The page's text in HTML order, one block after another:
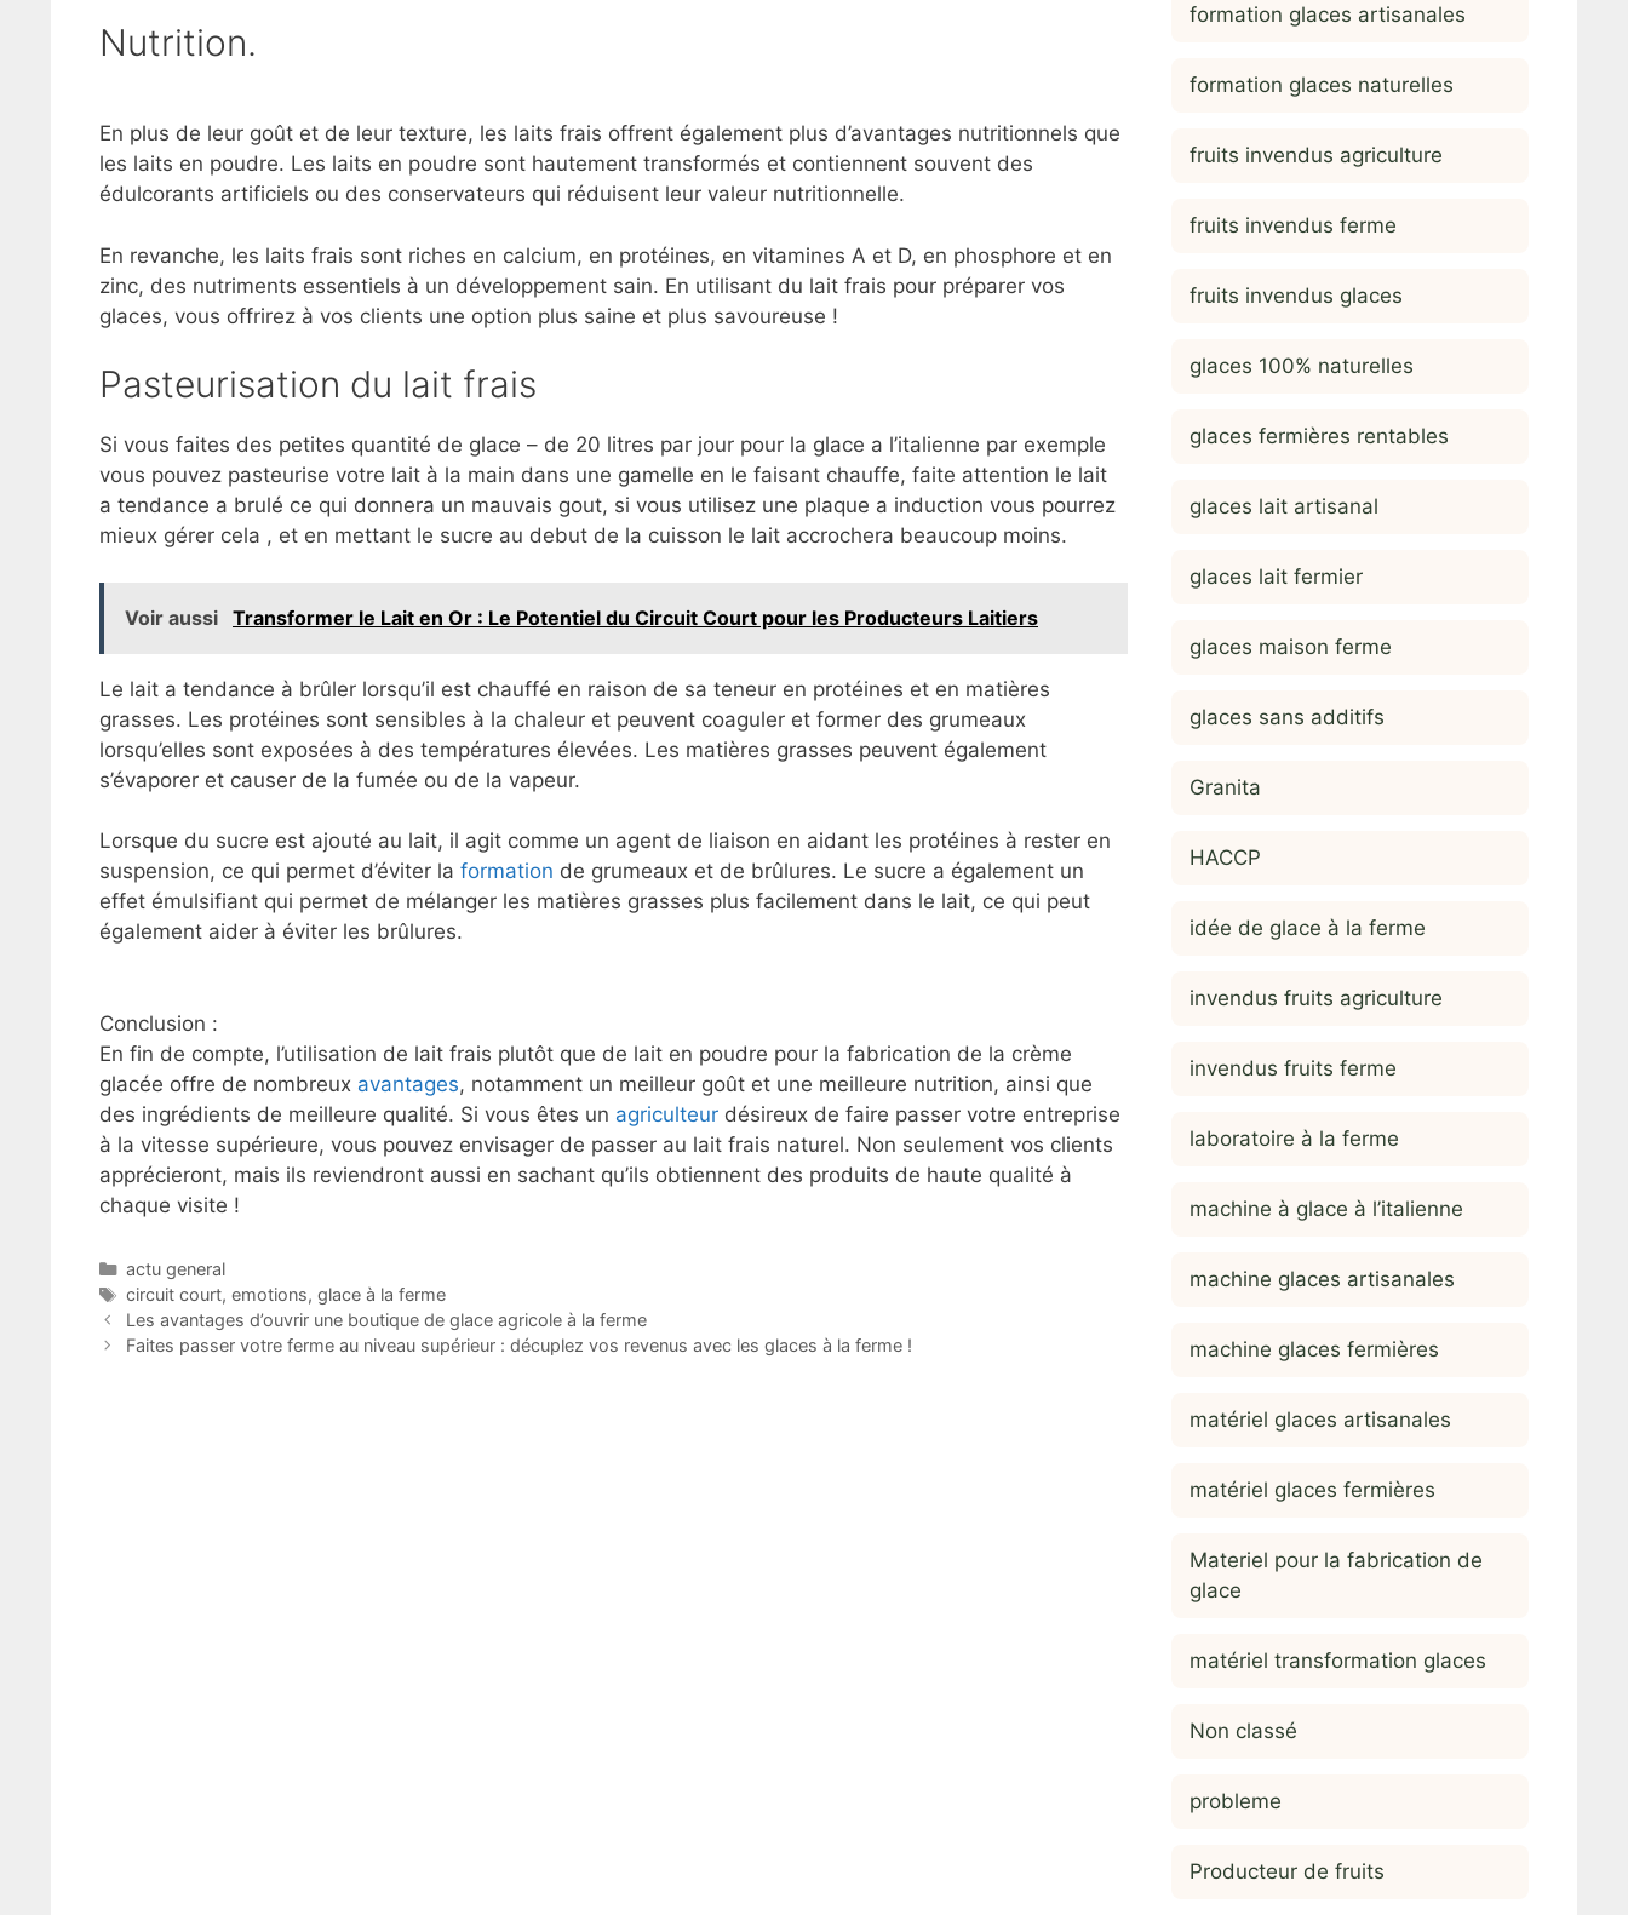
Nutrition.
En plus de leur goût et de leur texture, les laits frais offrent également plus d’avantages nutritionnels que
les laits en poudre. Les laits en poudre sont hautement transformés et contiennent souvent des
édulcorants artificiels ou des conservateurs qui réduisent leur valeur nutritionnelle.
En revanche, les laits frais sont riches en calcium, en protéines, en vitamines A et D, en phosphore et en
zinc, des nutriments essentiels à un développement sain. En utilisant du lait frais pour préparer vos
glaces, vous offrirez à vos clients une option plus saine et plus savoureuse !
Pasteurisation du lait frais
Si vous faites des petites quantité de glace – de 20 litres par jour pour la glace a l’italienne par exemple
vous pouvez pasteurise votre lait à la main dans une gamelle en le faisant chauffe, faite attention le lait
a tendance a brulé ce qui donnera un mauvais gout, si vous utilisez une plaque a induction vous pourrez
mieux gérer cela , et en mettant le sucre au debut de la cuisson le lait accrochera beaucoup moins.
Voir aussi Transformer le Lait en Or : Le Potentiel du Circuit Court pour les Producteurs Laitiers
Le lait a tendance à brûler lorsqu’il est chauffé en raison de sa teneur en protéines et en matières
grasses. Les protéines sont sensibles à la chaleur et peuvent coaguler et former des grumeaux
lorsqu’elles sont exposées à des températures élevées. Les matières grasses peuvent également
s’évaporer et causer de la fumée ou de la vapeur.
Lorsque du sucre est ajouté au lait, il agit comme un agent de liaison en aidant les protéines à rester en
suspension, ce qui permet d’éviter la formation de grumeaux et de brûlures. Le sucre a également un
effet émulsifiant qui permet de mélanger les matières grasses plus facilement dans le lait, ce qui peut
également aider à éviter les brûlures.
Conclusion :
En fin de compte, l’utilisation de lait frais plutôt que de lait en poudre pour la fabrication de la crème
glacée offre de nombreux avantages, notamment un meilleur goût et une meilleure nutrition, ainsi que
des ingrédients de meilleure qualité. Si vous êtes un agriculteur désireux de faire passer votre entreprise
à la vitesse supérieure, vous pouvez envisager de passer au lait frais naturel. Non seulement vos clients
apprécieront, mais ils reviendront aussi en sachant qu’ils obtiennent des produits de haute qualité à
chaque visite !
Catégories
actu general
Étiquettes
circuit court, emotions, glace à la ferme
Les avantages d’ouvrir une boutique de glace agricole à la ferme
Faites passer votre ferme au niveau supérieur : décuplez vos revenus avec les glaces à la ferme !
formation glaces artisanales
formation glaces naturelles
fruits invendus agriculture
fruits invendus ferme
fruits invendus glaces
glaces 100% naturelles
glaces fermières rentables
glaces lait artisanal
glaces lait fermier
glaces maison ferme
glaces sans additifs
Granita
HACCP
idée de glace à la ferme
invendus fruits agriculture
invendus fruits ferme
laboratoire à la ferme
machine à glace à l’italienne
machine glaces artisanales
machine glaces fermières
matériel glaces artisanales
matériel glaces fermières
Materiel pour la fabrication de
glace
matériel transformation glaces
Non classé
probleme
Producteur de fruits